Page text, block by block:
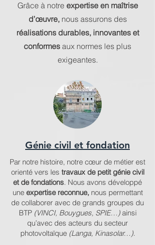
Grâce à notre expertise en maîtrise
d’œuvre,nous assurons des
réalisations durables, innovantes et
conformes aux normes les plus
exigeantes.
Génie civil et fondation
Par notre histoire, notre cœur de métier est
orienté vers les travaux de petit génie civil
et de fondations. Nous avons développé
uneexpertise reconnue, nous permettant
de collaborer avec de grands groupes du
BTP (VINCI, Bouygues, SPIE…)ainsi
qu’avec des acteurs du secteur
photovoltaïque (Langa, Kinasolar…).